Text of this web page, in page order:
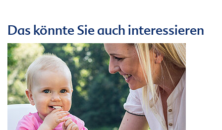
Das könnte Sie auch interessieren